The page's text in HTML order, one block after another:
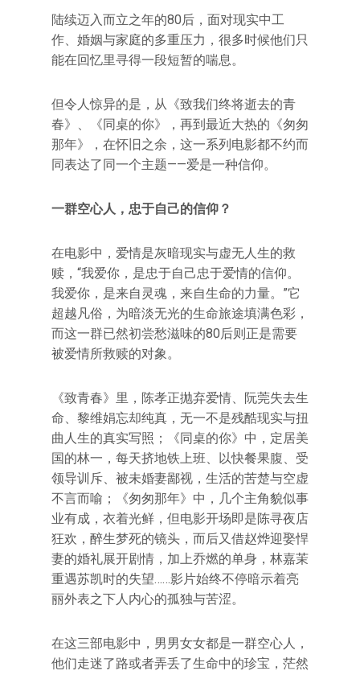
陆续迈入而立之年的80后，面对现实中工
作、婚姻与家庭的多重压力，很多时候他们只
能在回忆里寻得一段短暂的喘息。
但令人惊异的是，从《致我们终将逝去的青
春》、《同桌的你》，再到最近大热的《匆匆
那年》，在怀旧之余，这一系列电影都不约而
同表达了同一个主题——爱是一种信仰。
一群空心人，忠于自己的信仰？
在电影中，爱情是灰暗现实与虚无人生的救
赎，“我爱你，是忠于自己忠于爱情的信仰。
我爱你，是来自灵魂，来自生命的力量。”它
超越凡俗，为暗淡无光的生命旅途填满色彩，
而这一群已然初尝愁滋味的80后则正是需要
被爱情所救赎的对象。
《致青春》里，陈孝正抛弃爱情、阮莞失去生
命、黎维娟忘却纯真，无一不是残酷现实与扭
曲人生的真实写照；《同桌的你》中，定居美
国的林一，每天挤地铁上班、以快餐果腹、受
领导训斥、被未婚妻鄙视，生活的苦楚与空虚
不言而喻；《匆匆那年》中，几个主角貌似事
业有成，衣着光鲜，但电影开场即是陈寻夜店
狂欢，醉生梦死的镜头，而后又借赵烨迎娶悍
妻的婚礼展开剧情，加上乔燃的单身，林嘉茉
重遇苏凯时的失望……影片始终不停暗示着亮
丽外表之下人内心的孤独与苦涩。
在这三部电影中，男男女女都是一群空心人，
他们走迷了路或者弄丢了生命中的珍宝，茫然